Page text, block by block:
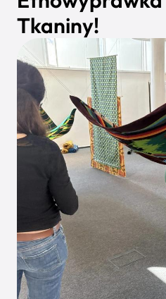
Miasto
Kategoria
Tkaniny!